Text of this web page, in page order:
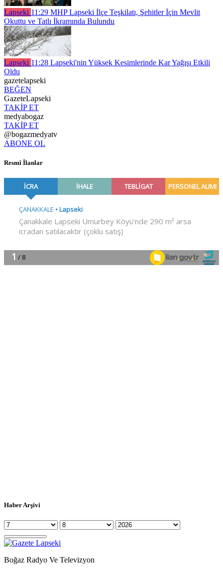
Lapseki 11:29 MHP Lapseki İlçe Teşkilatı, Şehitler İçin Mevlit
Okuttu ve Tatlı İkramında Bulundu
Lapseki 11:28 Lapseki'nin Yüksek Kesimlerinde Kar Yağışı Etkili
Oldu
gazetelapseki
BEĞEN
GazeteLapseki
TAKİP ET
medyabogaz
TAKİP ET
@bogazmedyatv
ABONE OL
Resmî İlanlar
Haber Arşivi
Boğaz Radyo Ve Televizyon